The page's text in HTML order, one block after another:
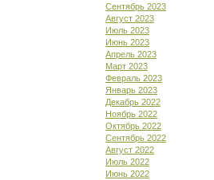
Сентябрь 2023
Август 2023
Июль 2023
Июнь 2023
Апрель 2023
Март 2023
Февраль 2023
Январь 2023
Декабрь 2022
Ноябрь 2022
Октябрь 2022
Сентябрь 2022
Август 2022
Июль 2022
Июнь 2022